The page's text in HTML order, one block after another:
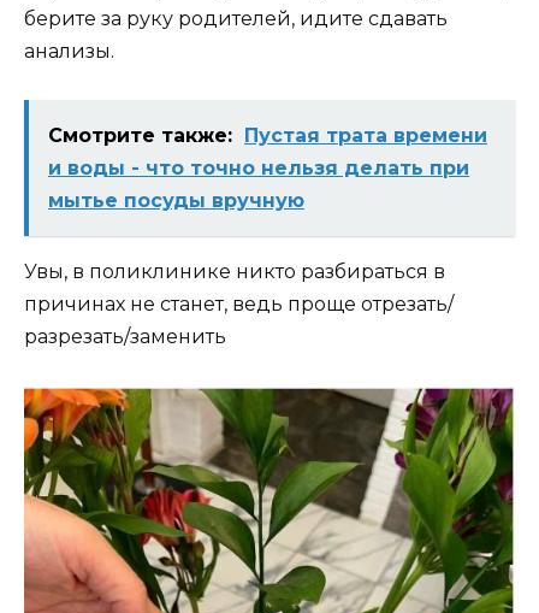
берите за руку родителей, идите сдавать
анализы.
Смотрите также:
Пустая трата времени
и воды - что точно нельзя делать при
мытье посуды вручную
Увы, в поликлинике никто разбираться в
причинах не станет, ведь проще отрезать/
разрезать/заменить